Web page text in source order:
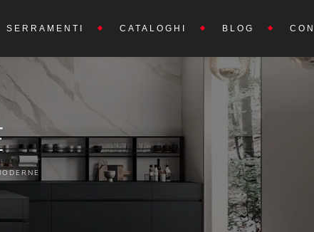
SERRAMENTI CATALOGHI BLOG